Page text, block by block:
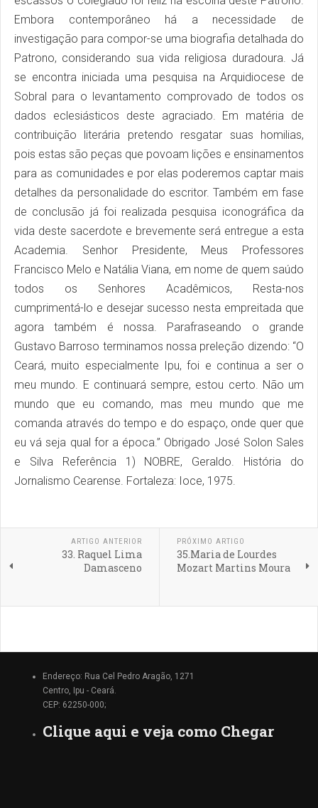
ARTIGO ANTERIOR
33. Raquel Lima
Damasceno
PRÓXIMO ARTIGO
35.Maria de Lourdes
Mozart Martins Moura
Endereço: Rua Cel Pedro Aragão, 1271
Centro, Ipu - Ceará.
CEP: 62250-000;
Clique aqui e veja como Chegar